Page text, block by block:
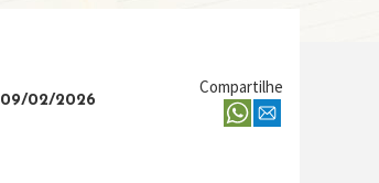
09/02/2026
Compartilhe